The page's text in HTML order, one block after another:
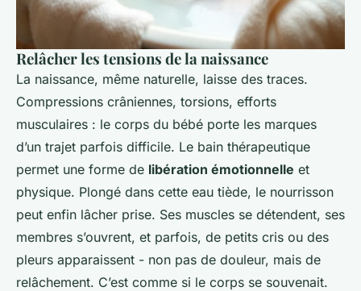
Relâcher les tensions de la naissance
La naissance, même naturelle, laisse des traces.
Compressions crâniennes, torsions, efforts
musculaires : le corps du bébé porte les marques
d’un trajet parfois difficile. Le bain thérapeutique
permet une forme de libération émotionnelle et
physique. Plongé dans cette eau tiède, le nourrisson
peut enfin lâcher prise. Ses muscles se détendent, ses
membres s’ouvrent, et parfois, de petits cris ou des
pleurs apparaissent - non pas de douleur, mais de
relâchement. C’est comme si le corps se souvenait.